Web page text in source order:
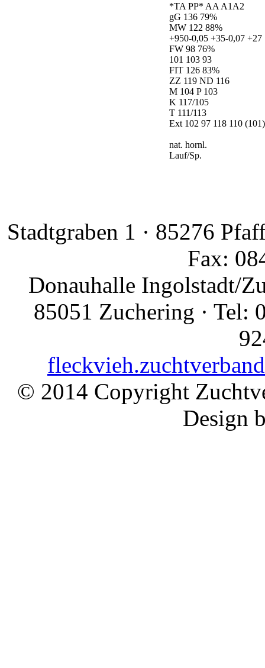
*TA PP* AA A1A2
gG 136 79%
MW 122 88%
+950-0,05 +35-0,07 +27
FW 98 76%
101 103 93
FIT 126 83%
ZZ 119 ND 116
M 104 P 103
K 117/105
T 111/113
Ext 102 97 118 110 (101)
nat. hornl.
Lauf/Sp.
Stadtgraben 1 · 85276
Fax:
Donauhalle Ingolstadt/
85051 Zuchering · Tel:
© 2014 Copyright
Design